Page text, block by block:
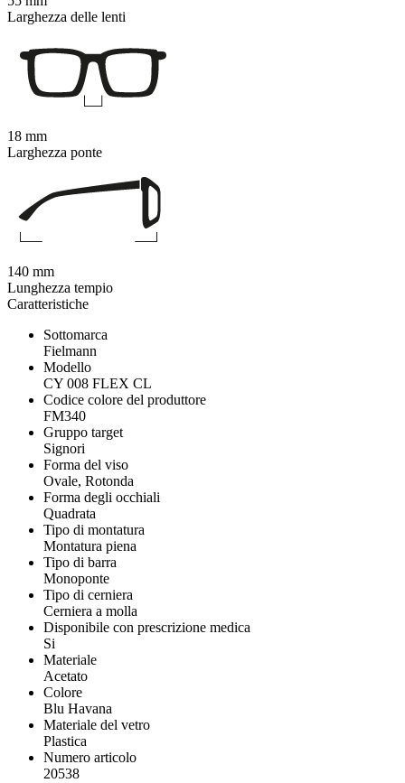
Caratteristiche
Sottomarca
Fielmann
Modello
CY 008 FLEX CL
Codice colore del produttore
FM340
Gruppo target
Signori
Forma del viso
Ovale, Rotonda
Forma degli occhiali
Quadrata
Tipo di montatura
Montatura piena
Tipo di barra
Monoponte
Tipo di cerniera
Cerniera a molla
Disponibile con prescrizione medica
Si
Materiale
Acetato
Colore
Blu Havana
Materiale del vetro
Plastica
Numero articolo
20538
Larghezza delle lenti
18 mm
Larghezza ponte
140 mm
Lunghezza tempio